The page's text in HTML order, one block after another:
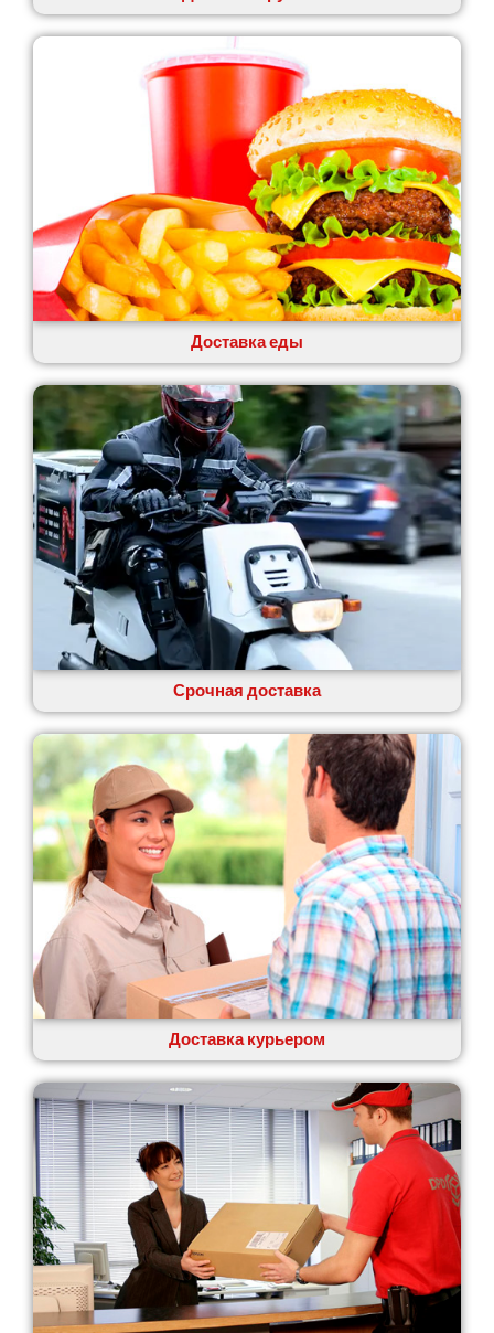
Лозовая
Лубны
Лука-Мелешковская
Миргород
Авангард
Нетешин
Нежин
Никитинцы
Николаев
Никополь
Новоалександровка
Новомосковск
Новоселки
Нововолынск
Обухов
Обуховка
Одесса
Острог
Павлоград
Переяслав
Первомайск
Песочин
Петриков
Петропавловская Борщаговка
Подгородное
Погребы
Покров
Полтава
Прилуки
Путивль
Пятихатки
Раздельная
Рени
Решетиловка
Ромны
Ровно
Самбор
Счастливое
Шепетовка
Шостка
Шпола
Синельниково
Славута
Славутич
Слобожанское
Смела
Софиевская Борщаговка
Доставка еды
Срочная доставка
Доставка курьером